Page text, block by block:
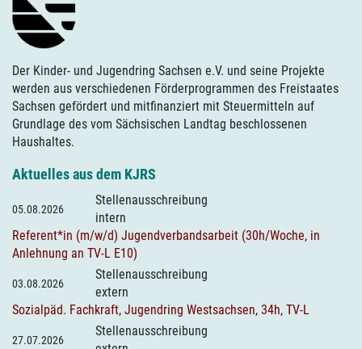
Der Kinder- und Jugendring Sachsen e.V. und seine Projekte
werden aus verschiedenen Förderprogrammen des Freistaates
Sachsen gefördert und mitfinanziert mit Steuermitteln auf
Grundlage des vom Sächsischen Landtag beschlossenen
Haushaltes.
Aktuelles aus dem KJRS
05.08.2026
Stellenausschreibung
intern
Referent*in (m/w/d) Jugendverbandsarbeit (30h/Woche, in
Anlehnung an TV-L E10)
03.08.2026
Stellenausschreibung
extern
Sozialpäd. Fachkraft, Jugendring Westsachsen, 34h, TV-L
27.07.2026
Stellenausschreibung